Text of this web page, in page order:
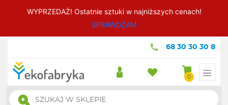
WYPRZEDAŻ! Ostatnie sztuki w najniższych cenach!
SPRAWDZAM
68 30 30 30 8
0
Wyszukiwarka
produktów